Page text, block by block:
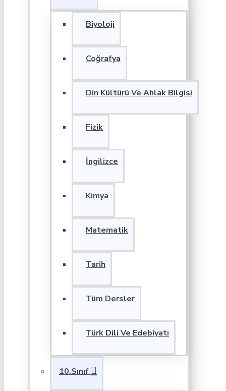
Biyoloji
Coğrafya
Din Kültürü Ve Ahlak Bilgisi
Fizik
İngilizce
Kimya
Matematik
Tarih
Tüm Dersler
Türk Dili Ve Edebiyatı
10.Sınıf